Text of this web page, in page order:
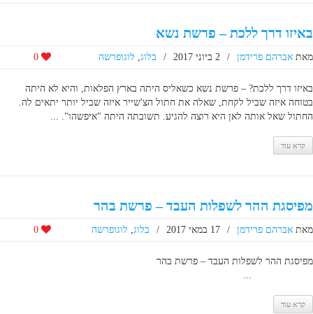
באיזו דרך ללכת – פרשת נשא
מאת אברהם פרידמן / 2 ביוני 2017 / בלוג, לוגופרשה
באיזו דרך ללכת? – פרשת נשא כשאליס היתה בארץ הפלאות, והיא לא היתה
בטוחה איזה שביל לקחת, שאלה את חתול הצ'שייר איזה שביל יותר יתאים לה.
החתול שאל אותה לאן היא רוצה להגיע. תשובתה היתה "איפשהו". ...
קרא עוד
מפיסגת ההר לשפלות העבד – פרשת בהר
מאת אברהם פרידמן / 17 במאי 2017 / בלוג, לוגופרשה
מפיסגת ההר לשפלות העבד – פרשת בהר
...
קרא עוד